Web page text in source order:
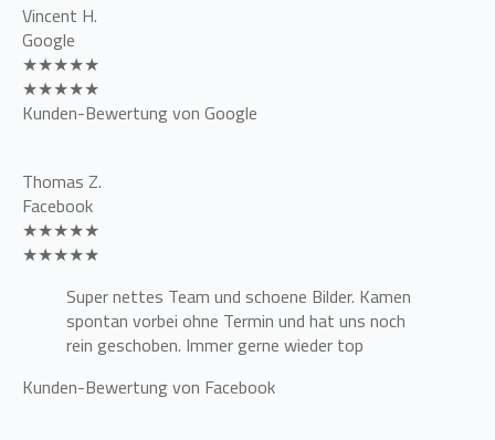
Vincent H.
Google
★★★★★
★★★★★
Kunden-Bewertung von Google
Thomas Z.
Facebook
★★★★★
★★★★★
Super nettes Team und schoene Bilder. Kamen
spontan vorbei ohne Termin und hat uns noch
rein geschoben. Immer gerne wieder top
Kunden-Bewertung von Facebook